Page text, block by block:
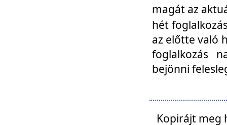
magát az
hét
az előtte való
foglalkozás
bejönni
Kopirájt meg